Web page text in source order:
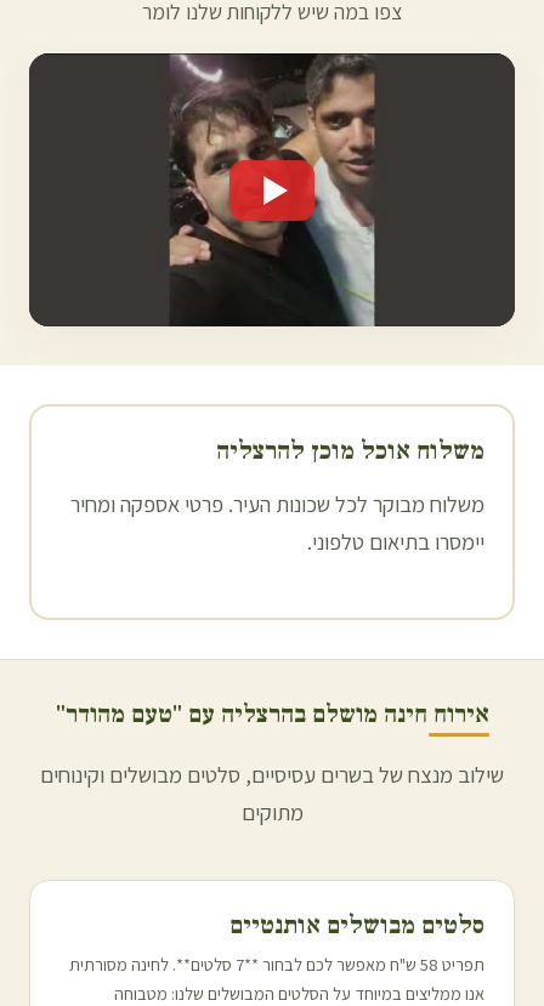
צפו במה שיש ללקוחות שלנו לומר
משלוח אוכל מוכן להרצליה
משלוח מבוקר לכל שכונות העיר. פרטי אספקה ומחיר
יימסרו בתיאום טלפוני.
אירוח חינה מושלם בהרצליה עם "טעם מהודר"
שילוב מנצח של בשרים עסיסיים, סלטים מבושלים וקינוחים
מתוקים
סלטים מבושלים אותנטיים
תפריט 58 ש"ח מאפשר לכם לבחור **7 סלטים**. לחינה מסורתית
אנו ממליצים במיוחד על הסלטים המבושלים שלנו: מטבוחה